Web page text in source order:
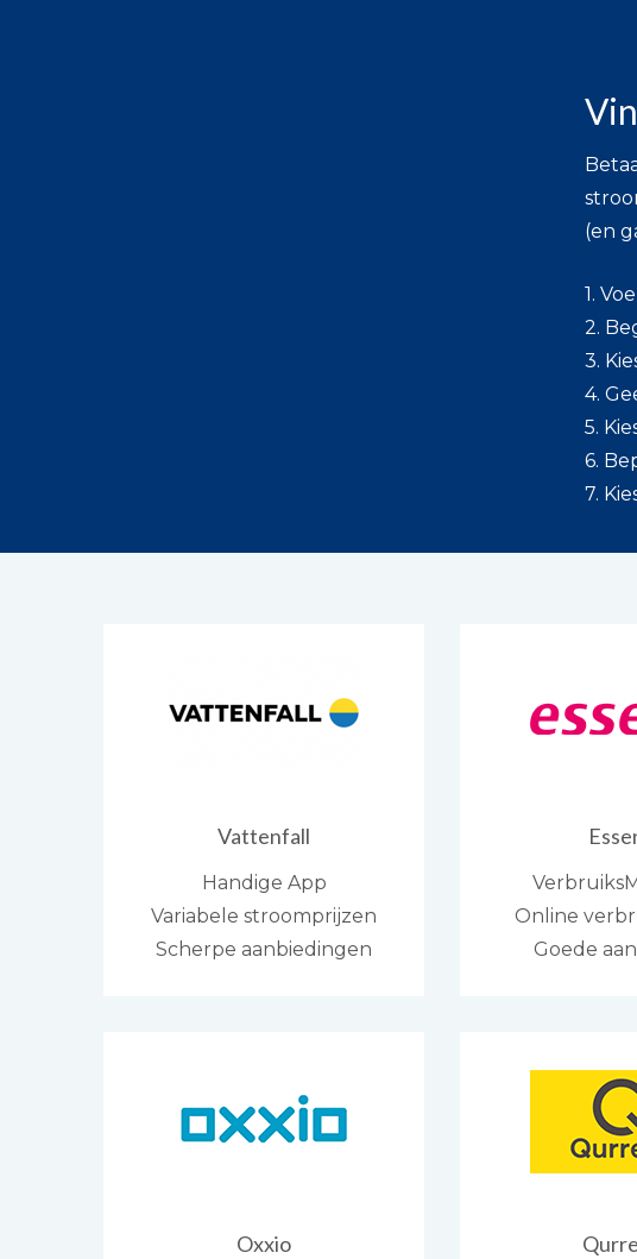
(en
1.
2.
3.
4.
5.
6.
7.
Vattenfall
Handige App
Variabele stroomprijzen
Scherpe aanbiedingen
Online
Goede
Oxxio